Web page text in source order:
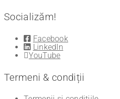
Socializăm!
Facebook
LinkedIn
YouTube
Termeni & condiții